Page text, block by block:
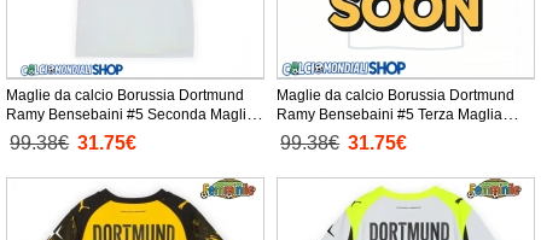
Maglie da calcio Borussia Dortmund
Ramy Bensebaini #5 Seconda Maglia
Femminile 2025-26 Manica Corta
99.38€ 31.75€
Maglie da calcio Borussia Dortmund
Ramy Bensebaini #5 Terza Maglia
Femminile 2025-26 Manica Corta
99.38€ 31.75€